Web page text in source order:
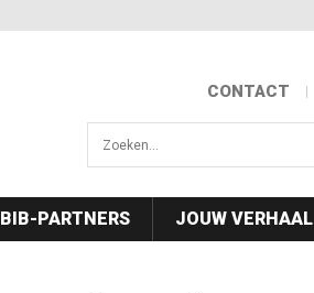
CONTACT
sisea.search
BIB-PARTNERS JOUW VERHAAL